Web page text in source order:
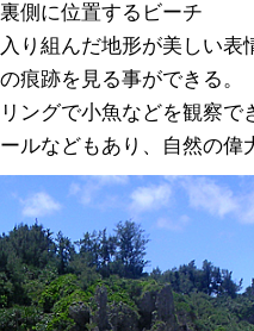
側に位置するビーチ
り組んだ地形が美しい表
痕跡を見る事ができる。
ングで小魚などを観察で
ルなどもあり、自然の偉